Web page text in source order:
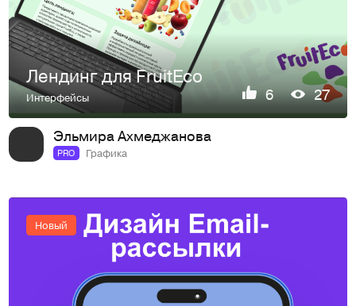
Лендинг для FruitEco
Интерфейсы 6 27
Эльмира Ахмеджанова
PRO Графика
Новый